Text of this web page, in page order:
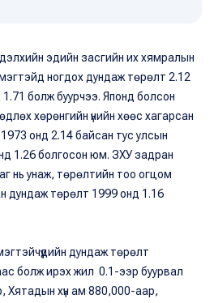
дэлхийн эдийн засгийн их хямралын
ногдох дундаж төрөлт 2.12
1.71 болж буурчээ. Японд болсон
хөрөнгийн үнийн хөөс хагарсан
онд 2.14 байсан тус улсын
1.26 болгосон юм. ЗХУ задран
нь унаж, төрөлтийн тоо огцом
дундаж төрөлт 1999 онд 1.16
дундаж төрөлт
болж ирэх жил 0.1-ээр буурвал
Хятадын хүн ам 880,000-аар,